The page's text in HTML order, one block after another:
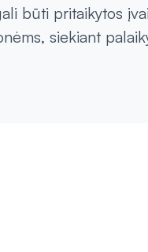
būti pritaikytos
siekiant